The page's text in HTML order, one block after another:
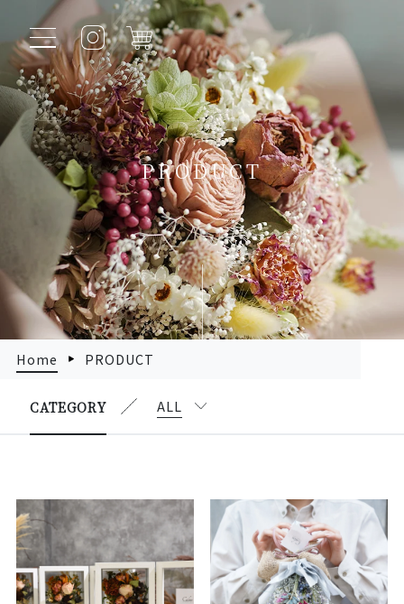
PRODUCT
Home PRODUCT
CATEGORY ALL
インシ
ョップ
はなれ
有楽町
店